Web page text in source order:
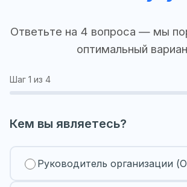
Ответьте на 4 вопроса — мы
оптимальный
Шаг 1 из 4
Кем вы являетесь?
Руководитель организации